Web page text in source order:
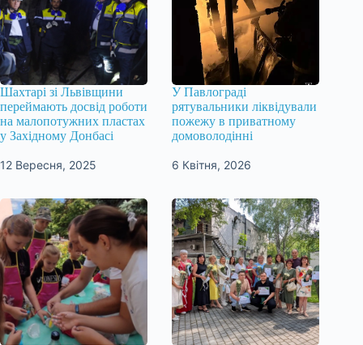
Шахтарі зі Львівщини
переймають досвід роботи
на малопотужних пластах
у Західному Донбасі
12 Вересня, 2025
У Павлограді
рятувальники ліквідували
пожежу в приватному
домоволодінні
6 Квітня, 2026